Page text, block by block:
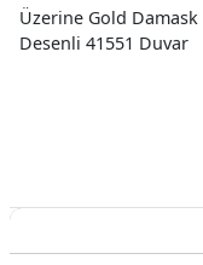
Üzerine Gold Damask
Desenli 41551 Duvar